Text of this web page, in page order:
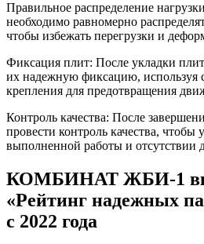
Правильное распределение
необходимо равномерно
чтобы избежать перегрузки и
Фиксация плит: После укладки
их надежную фиксацию, используя
крепления для предотвращения
Контроль качества: После
провести контроль качества, чтобы
выполненной работы и отсутствии
КОМБИНАТ ЖБИ-1
«Рейтинг надежных
с 2022 года